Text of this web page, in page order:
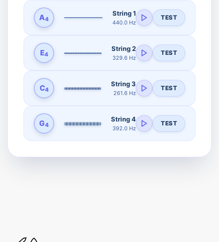
A4
String 1
440.0 Hz
TEST
E4
String 2
329.6 Hz
TEST
C4
String 3
261.6 Hz
TEST
G4
String 4
392.0 Hz
TEST